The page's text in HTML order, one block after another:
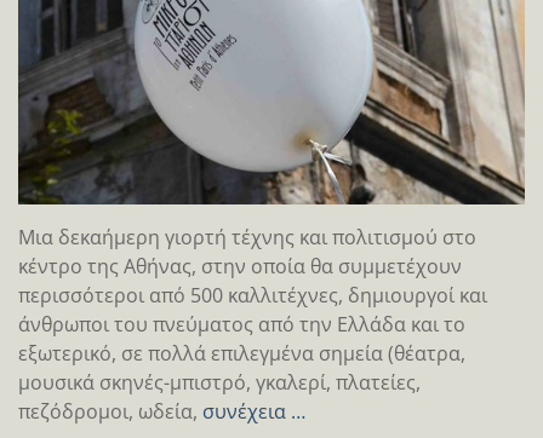
Μια δεκαήμερη γιορτή τέχνης και πολιτισμού στο
κέντρο της Αθήνας, στην οποία θα συμμετέχουν
περισσότεροι από 500 καλλιτέχνες, δημιουργοί και
άνθρωποι του πνεύματος από την Ελλάδα και το
εξωτερικό, σε πολλά επιλεγμένα σημεία (θέατρα,
μουσικά σκηνές-μπιστρό, γκαλερί, πλατείες,
πεζόδρομοι, ωδεία, συνέχεια …